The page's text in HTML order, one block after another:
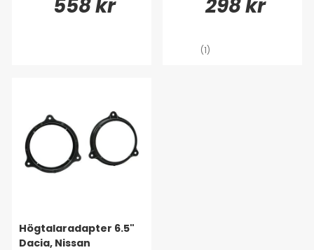
558 kr 298 kr
(1)
Högtalaradapter 6.5"
Dacia, Nissan